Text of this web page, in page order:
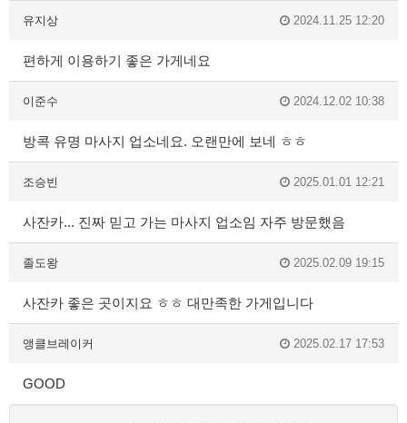
유지상 2024.11.25 12:20
편하게 이용하기 좋은 가게네요
이준수 2024.12.02 10:38
방콕 유명 마사지 업소네요. 오랜만에 보네 ㅎㅎ
조승빈 2025.01.01 12:21
사잔카... 진짜 믿고 가는 마사지 업소임 자주 방문했음
졸도왕 2025.02.09 19:15
사잔카 좋은 곳이지요 ㅎㅎ 대만족한 가게입니다
앵클브레이커 2025.02.17 17:53
GOOD